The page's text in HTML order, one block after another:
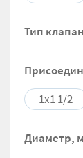
Тип
1x1 1/2
Диаметр,